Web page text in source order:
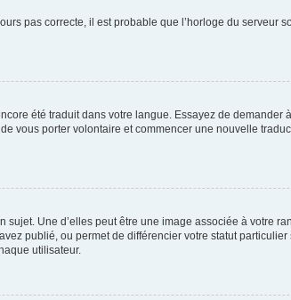
pas correcte, il est probable que l’horloge du serveur
été traduit dans votre langue. Essayez de demander
vous porter volontaire et commencer une nouvelle
Une d’elles peut être une image associée à votre
publié, ou permet de différencier votre statut particulier
utilisateur.